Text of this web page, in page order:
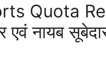
Quota
एवं नायब